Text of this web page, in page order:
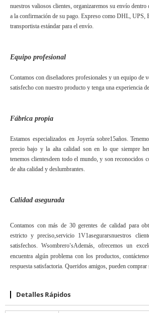
nuestros valiosos clientes, organizaremos su envío dentro
a la confirmación de su pago. Expreso como DHL, UPS,
transportista estándar para el envío.
Equipo profesional
Contamos con diseñadores profesionales y un equipo de
satisfecho con nuestro producto y tenga una experiencia
Fábrica propia
Estamos especializados en Joyería sobre15años.
precio bajo y la alta calidad son en lo que siempre
tenemos clientesdeen todo el mundo, y son reconocidos
de alta calidad y deslumbrantes.
Calidad asegurada
Contamos con más de 30 gerentes de calidad para
estricto y preciso,servicio 1V1asegurarsnuestros
satisfechos. Wsombrero'sAdemás, ofrecemos un
encuentra algún problema con los productos,
respuesta satisfactoria. Queridos amigos, pueden comprar
Detalles Rápidos